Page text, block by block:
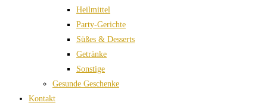
Heilmittel
Party-Gerichte
Süßes & Desserts
Getränke
Sonstige
Gesunde Geschenke
Kontakt